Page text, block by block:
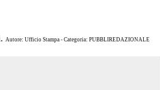
Autore: Ufficio Stampa - Categoria: PUBBLIREDAZIONALE